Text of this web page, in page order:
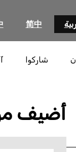
简中
شاركوا
أضيف